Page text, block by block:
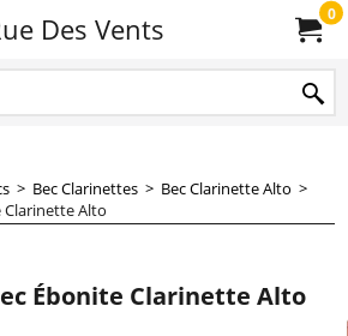
Des Vents 0
> Bec Clarinettes > Bec Clarinette Alto >
Clarinette Alto
Ébonite Clarinette Alto